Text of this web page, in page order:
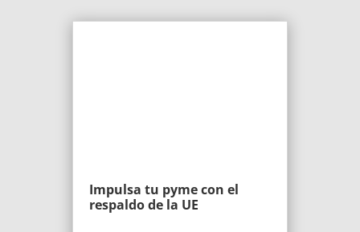
Impulsa tu pyme con el
respaldo de la UE